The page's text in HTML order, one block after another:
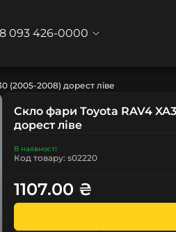
093 426-0000
(2005-2008) дорест ліве
Скло фари Toyota RAV4
дорест ліве
В наявності
Код товару: s02220
1107.00 ₴